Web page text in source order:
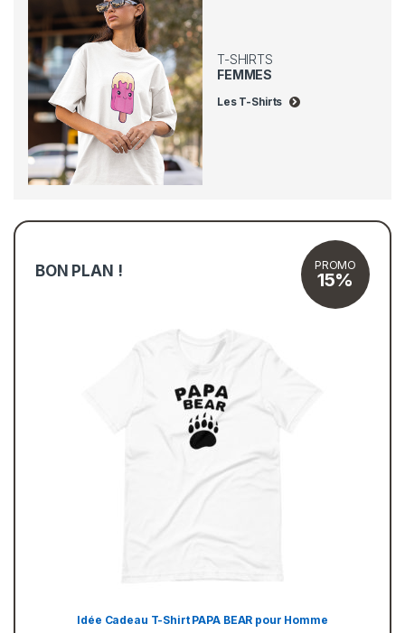
T-SHIRTS
FEMMES
Les T-Shirts
BON PLAN ! PROMO
15%
Idée Cadeau T-Shirt PAPA BEAR pour Homme